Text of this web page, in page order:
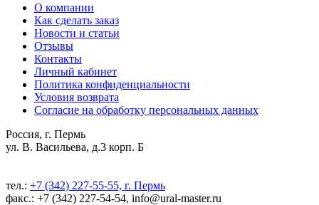
О компании
Как сделать заказ
Новости и статьи
Отзывы
Контакты
Личный кабинет
Политика конфиденциальности
Условия возврата
Согласие на обработку персональных данных
Россия, г. Пермь
ул. В. Васильева, д.3 корп. Б
тел.: +7 (342) 227-55-55, г. Пермь
факс.: +7 (342) 227-54-54, info@ural-master.ru